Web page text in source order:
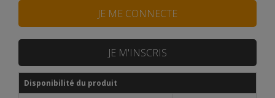
JE ME CONNECTE
JE M'INSCRIS
Disponibilité du produit